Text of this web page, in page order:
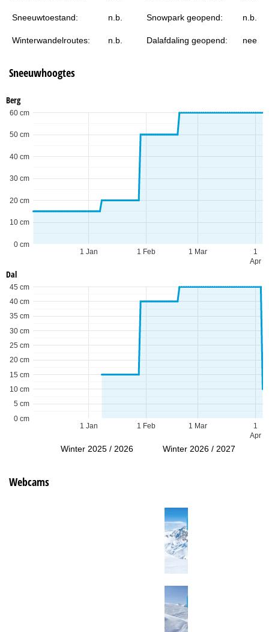
Sneeuwtoestand: n.b. Snowpark geopend: n.b.
Winterwandelroutes: n.b. Dalafdaling geopend: nee
Sneeuwhoogtes
Berg
1 Jan 1 Feb 1 Mar
1
Apr
0 cm
10 cm
20 cm
30 cm
40 cm
50 cm
60 cm
Dal
1 Jan 1 Feb 1 Mar
1
Apr
0 cm
5 cm
10 cm
15 cm
20 cm
25 cm
30 cm
35 cm
40 cm
45 cm
Winter 2025 / 2026 Winter 2026 / 2027
Webcams